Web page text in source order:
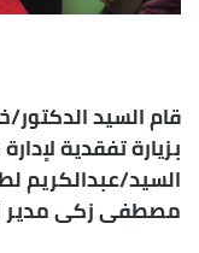
قام السيد
بزيارة تفقدية
السيد/عبدالكريم
مصطفى زكى مدير